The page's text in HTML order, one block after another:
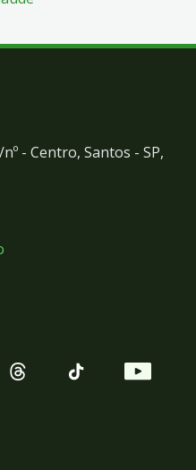
- Centro, Santos - SP,